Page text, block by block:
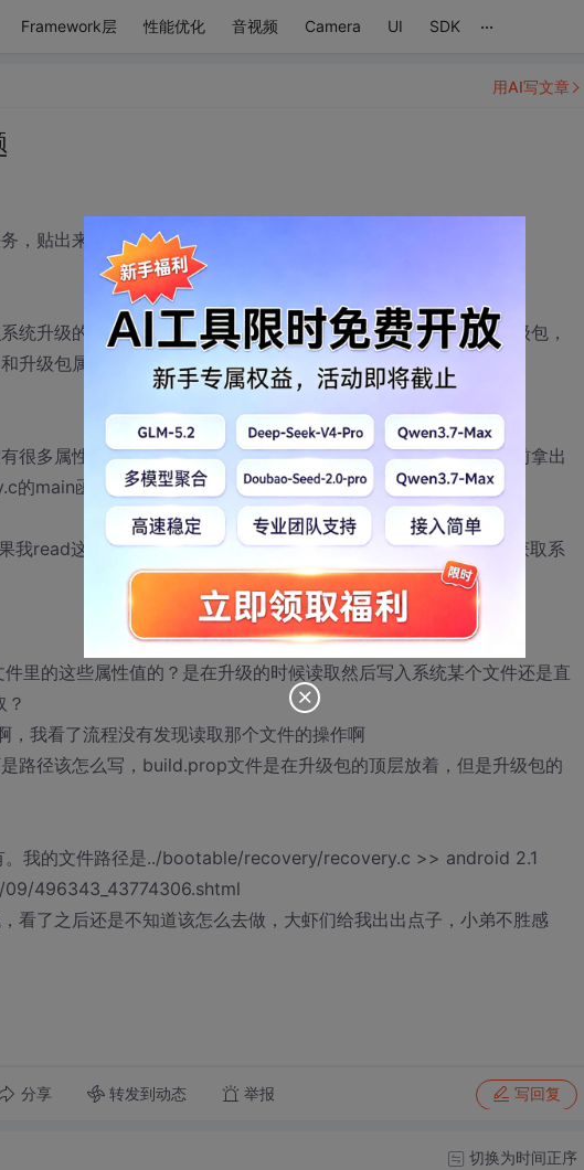
Framework层 性能优化 音视频 Camera UI SDK ...
，贴出来让大家看看。
统升级的时候就有可能出现拿错升级包，或者拿到版本更低的升级包，
升级包属同一系列，版本新于当前系统版本。
多属性，我要在这个文件加上两个属性即系列、版本，升级之前拿出
的main函数开始执行，main函数经过等等处理后会调用
read这个文件也行，但路径又不知道怎么写，也不知道怎么去获取系
里的这些属性值的？是在升级的时候读取然后写入系统某个文件还是直
我看了流程没有发现读取那个文件的操作啊
路径该怎么写，build.prop文件是在升级包的顶层放着，但是升级包的
我的文件路径是../bootable/recovery/recovery.c >> android 2.1
496343_43774306.shtml
看了之后还是不知道该怎么去做，大虾们给我出出点子，小弟不胜感
分享 转发到动态 举报 写回复
用AI写文章
切换为时间正序